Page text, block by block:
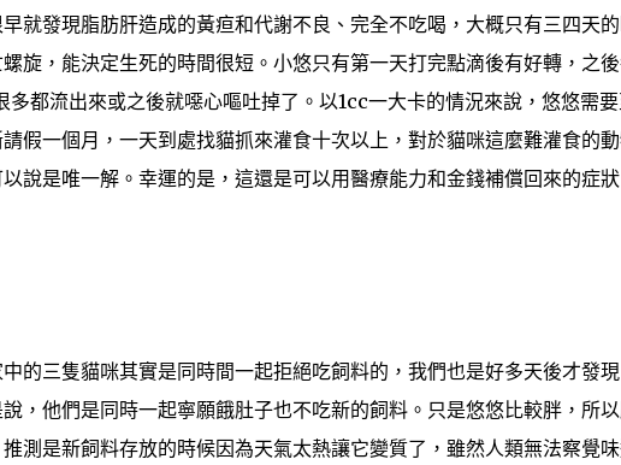
就發現脂肪肝造成的黃疸和代謝不良、完全不吃喝，大概只有三四天
旋，能決定生死的時間很短。小悠只有第一天打完點滴後有好轉，之
都流出來或之後就噁心嘔吐掉了。以1cc一大卡的情況來說，悠悠需
假一個月，一天到處找貓抓來灌食十次以上，對於貓咪這麼難灌食的
說是唯一解。幸運的是，這還是可以用醫療能力和金錢補償回來的症狀
的三隻貓咪其實是同時間一起拒絕吃飼料的，我們也是好多天後才發
，他們是同時一起寧願餓肚子也不吃新的飼料。只是悠悠比較胖，所
測是新飼料存放的時候因為天氣太熱讓它變質了，雖然人類無法察覺